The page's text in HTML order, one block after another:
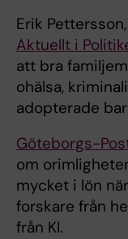
Erik
Aktuellt i
att bra
ohälsa,
adopterade
Göteborgs-
om
mycket i lön
forskare från
från KI.